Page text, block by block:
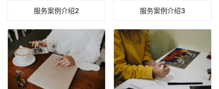
服务案例介绍2 服务案例介绍3